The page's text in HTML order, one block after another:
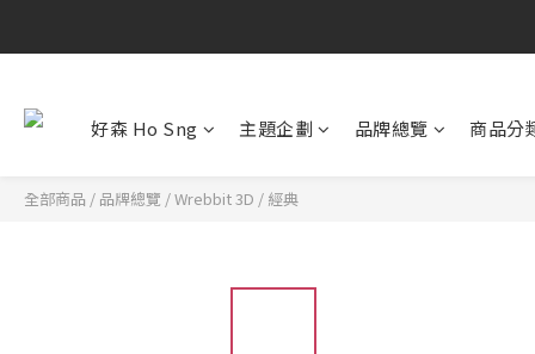
好森 Ho Sng 主題企劃 品牌總覽 商品分
全部商品 / 品牌總覽 /Wrebbit 3D / 經典